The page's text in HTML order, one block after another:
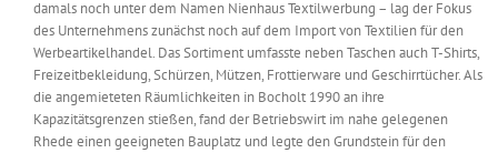
damals noch unter dem Namen Nienhaus Textilwerbung – lag der Fokus
des Unternehmens zunächst noch auf dem Import von Textilien für den
Werbeartikelhandel. Das Sortiment umfasste neben Taschen auch T-Shirts,
Freizeitbekleidung, Schürzen, Mützen, Frottierware und Geschirrtücher. Als
die angemieteten Räumlichkeiten in Bocholt 1990 an ihre
Kapazitätsgrenzen stießen, fand der Betriebswirt im nahe gelegenen
Rhede einen geeigneten Bauplatz und legte den Grundstein für den